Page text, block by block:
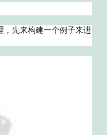
，先来构建一个例子来进